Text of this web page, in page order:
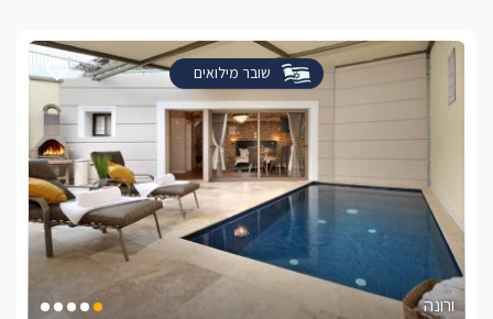
שובר מילואים
ורונה